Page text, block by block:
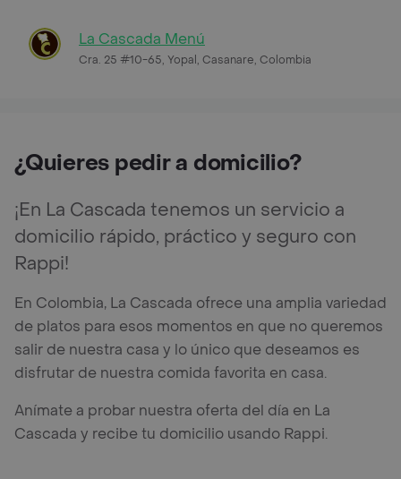
La Cascada Menú
Cra. 25 #10-65, Yopal, Casanare, Colombia
¿Quieres pedir a domicilio?
¡En La Cascada tenemos un servicio a
domicilio rápido, práctico y seguro con
Rappi!
En Colombia, La Cascada ofrece una amplia variedad
de platos para esos momentos en que no queremos
salir de nuestra casa y lo único que deseamos es
disfrutar de nuestra comida favorita en casa.
Anímate a probar nuestra oferta del día en La
Cascada y recibe tu domicilio usando Rappi.